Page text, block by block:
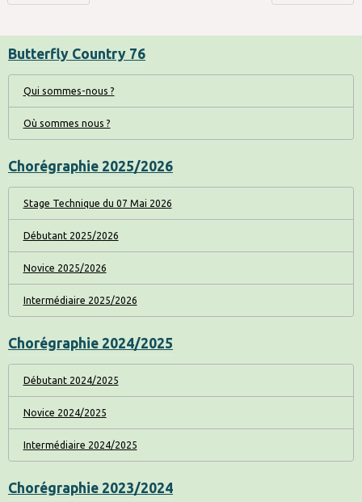
Butterfly Country 76
Qui sommes-nous ?
Où sommes nous ?
Chorégraphie 2025/2026
Stage Technique du 07 Mai 2026
Débutant 2025/2026
Novice 2025/2026
Intermédiaire 2025/2026
Chorégraphie 2024/2025
Débutant 2024/2025
Novice 2024/2025
Intermédiaire 2024/2025
Chorégraphie 2023/2024